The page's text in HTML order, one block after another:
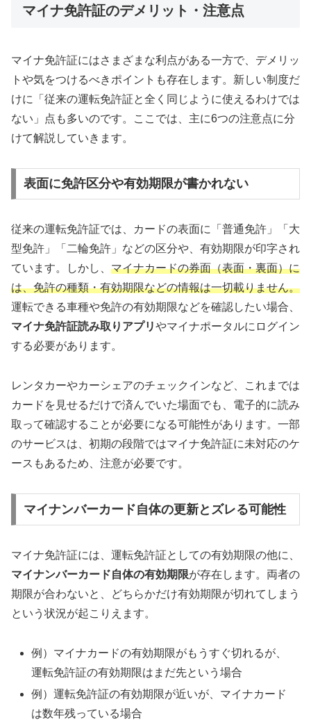
マイナ免許証のデメリット・注意点
マイナ免許証にはさまざまな利点がある一方で、デメリッ
トや気をつけるべきポイントも存在します。新しい制度だ
けに「従来の運転免許証と全く同じように使えるわけでは
ない」点も多いのです。ここでは、主に6つの注意点に分
けて解説していきます。
表面に免許区分や有効期限が書かれない
従来の運転免許証では、カードの表面に「普通免許」「大
型免許」「二輪免許」などの区分や、有効期限が印字され
ています。しかし、 マイナカードの券面（表面・裏面）に
は、免許の種類・有効期限などの情報は一切載りません。
運転できる車種や免許の有効期限などを確認したい場合、
マイナ免許証読み取りアプリやマイナポータルにログイン
する必要があります。
レンタカーやカーシェアのチェックインなど、これまでは
カードを見せるだけで済んでいた場面でも、電子的に読み
取って確認することが必要になる可能性があります。一部
のサービスは、初期の段階ではマイナ免許証に未対応のケ
ースもあるため、注意が必要です。
マイナンバーカード自体の更新とズレる可能性
マイナ免許証には、運転免許証としての有効期限の他に、
マイナンバーカード自体の有効期限が存在します。両者の
期限が合わないと、どちらかだけ有効期限が切れてしまう
という状況が起こりえます。
例）マイナカードの有効期限がもうすぐ切れるが、
運転免許証の有効期限はまだ先という場合
例）運転免許証の有効期限が近いが、マイナカード
は数年残っている場合